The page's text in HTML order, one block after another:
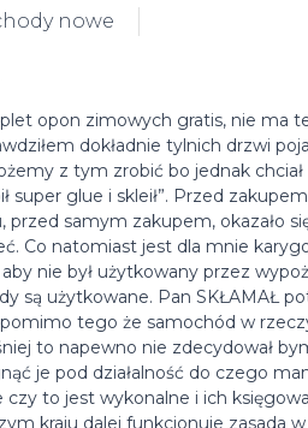
nowe
opon zimowych gratis, nie ma
dokładnie tylnich drzwi
z tym zrobić bo jednak
super glue i skleił”. Przed
samym zakupem, okazało
Co natomiast jest dla mnie
nie był użytkowany przez
są użytkowane. Pan SKŁAMAŁ
tego że samochód w
to napewno nie zdecydował
je pod działalność do czego
czy to jest wykonalne i ich
kraju dalej funkcjonuje zasada